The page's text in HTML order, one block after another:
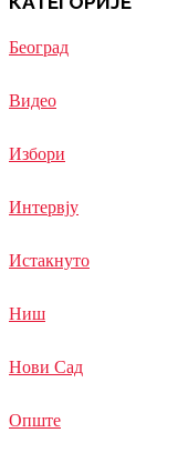
Београд
Видео
Избори
Интервју
Истакнуто
Ниш
Нови Сад
Опште